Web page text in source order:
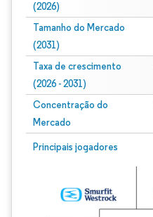
(2026)
Tamanho do Mercado
(2031)
Taxa de crescimento
(2026 - 2031)
Concentração do
Mercado
Principais jogadores
Imagem © Mordor Intelligence. O